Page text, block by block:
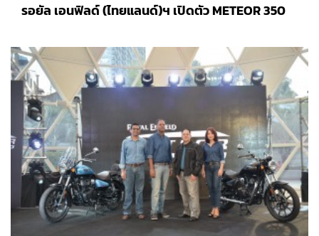
รอยัล เอนฟิลด์ (ไทยแลนด์)ฯ เปิดตัว METEOR 350